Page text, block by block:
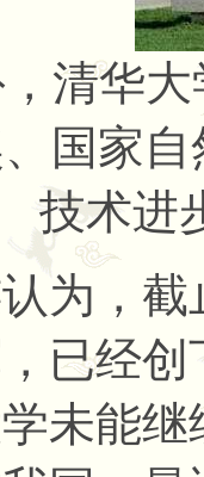
清华
国家
技术进
为，截
已经
未能